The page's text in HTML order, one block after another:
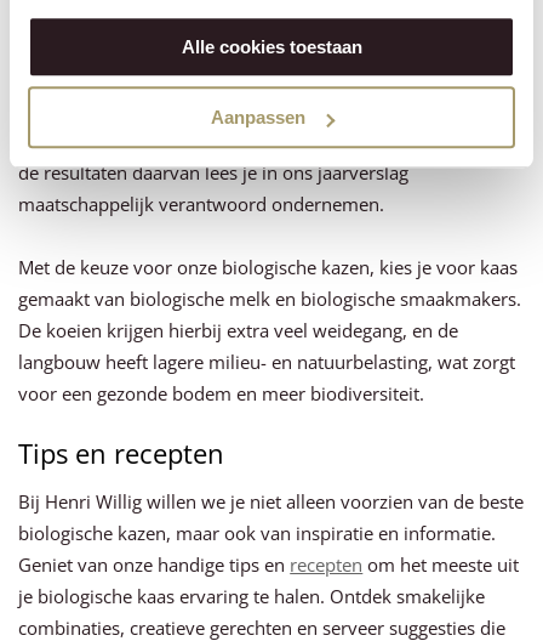
Alle cookies toestaan
Aanpassen
en het efficiënt gebruiken van water en energie.
Met ons maatschappelijk verantwoord ondernemen-
programma Milk & More zetten we stappen om onze
werkwijze verder te verbeteren. Meer over onze aanpak en
de resultaten daarvan lees je in ons jaarverslag
maatschappelijk verantwoord ondernemen.
Met de keuze voor onze biologische kazen, kies je voor kaas
gemaakt van biologische melk en biologische smaakmakers.
De koeien krijgen hierbij extra veel weidegang, en de
langbouw heeft lagere milieu- en natuurbelasting, wat zorgt
voor een gezonde bodem en meer biodiversiteit.
Tips en recepten
Bij Henri Willig willen we je niet alleen voorzien van de beste
biologische kazen, maar ook van inspiratie en informatie.
Geniet van onze handige tips en recepten om het meeste uit
je biologische kaas ervaring te halen. Ontdek smakelijke
combinaties, creatieve gerechten en serveer suggesties die